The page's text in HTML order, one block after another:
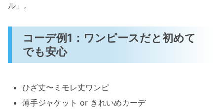
ル」。
コーデ例1：ワンピースだと初めて
でも安心
ひざ丈〜ミモレ丈ワンピ
薄手ジャケット or きれいめカーデ